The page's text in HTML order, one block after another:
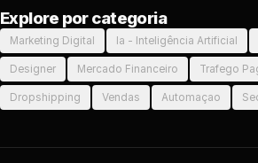
Explore por categoria
Marketing Digital Ia - Inteligência Artificial
Designer Mercado Financeiro Trafego
Dropshipping Vendas Automaçao